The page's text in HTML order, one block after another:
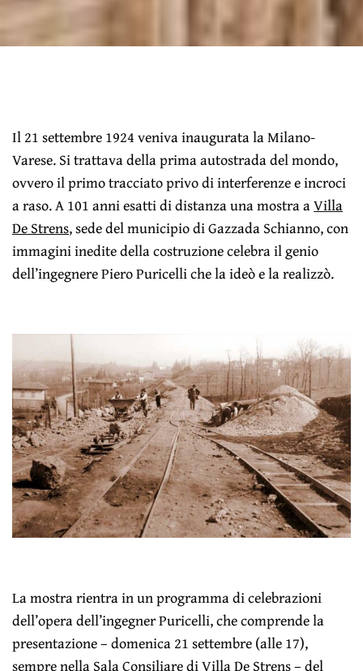
Il 21 settembre 1924 veniva inaugurata la Milano-
Varese. Si trattava della prima autostrada del mondo,
ovvero il primo tracciato privo di interferenze e incroci
a raso. A 101 anni esatti di distanza una mostra aVilla
De Strens, sede del municipio di Gazzada Schianno, con
immagini inedite della costruzione celebra il genio
dell’ingegnere Piero Puricelli che la ideò e la realizzò.
La mostra rientra in un programma di celebrazioni
dell’opera dell’ingegner Puricelli, che comprende la
presentazione – domenica 21 settembre (alle 17),
sempre nella Sala Consiliare di Villa De Strens – del